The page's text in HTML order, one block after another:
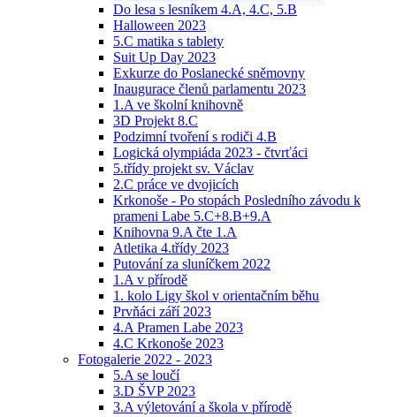
Do lesa s lesníkem 4.A, 4.C, 5.B
Halloween 2023
5.C matika s tablety
Suit Up Day 2023
Exkurze do Poslanecké sněmovny
Inaugurace členů parlamentu 2023
1.A ve školní knihovně
3D Projekt 8.C
Podzimní tvoření s rodiči 4.B
Logická olympiáda 2023 - čtvrťáci
5.třídy projekt sv. Václav
2.C práce ve dvojicích
Krkonoše - Po stopách Posledního závodu k
prameni Labe 5.C+8.B+9.A
Knihovna 9.A čte 1.A
Atletika 4.třídy 2023
Putování za sluníčkem 2022
1.A v přírodě
1. kolo Ligy škol v orientačním běhu
Prvňáci září 2023
4.A Pramen Labe 2023
4.C Krkonoše 2023
Fotogalerie 2022 - 2023
5.A se loučí
3.D ŠVP 2023
3.A výletování a škola v přírodě